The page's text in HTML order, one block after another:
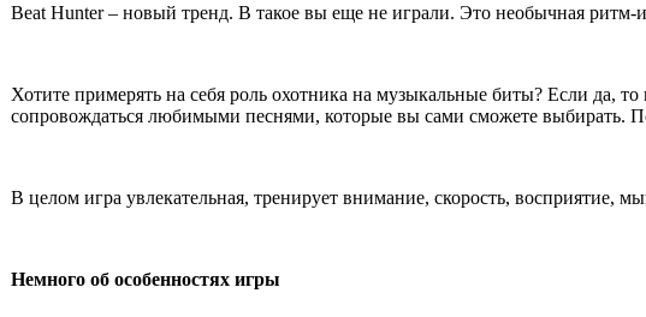
Beat Hunter – новый тренд. В такое вы еще не играли. Это необычная
Хотите примерять на себя роль охотника на музыкальные биты? Если да,
сопровождаться любимыми песнями, которые вы сами сможете выбирать.
В целом игра увлекательная, тренирует внимание, скорость, восприятие,
Немного об особенностях игры